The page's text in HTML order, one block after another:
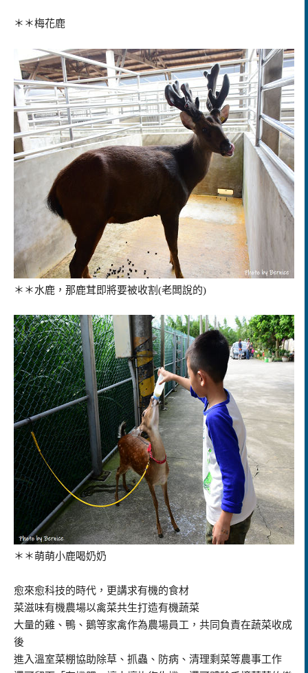
＊＊梅花鹿
＊＊水鹿，那鹿茸即將要被收割(老闆說的)
＊＊萌萌小鹿喝奶奶
愈來愈科技的時代，更講求有機的食材
菜滋味有機農場以禽菜共生打造有機蔬菜
大量的雞、鴨、鵝等家禽作為農場員工，共同負責在蔬菜收成
後
進入溫室菜棚協助除草、抓蟲、防病、清理剩菜等農事工作